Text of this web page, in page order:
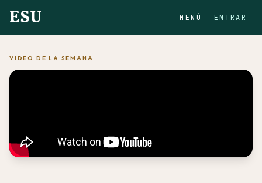
ESU MENÚ ENTRAR
VIDEO DE LA SEMANA